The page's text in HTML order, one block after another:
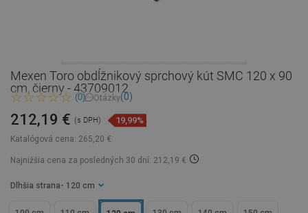
Mexen Toro obdĺžnikový sprchový kút SMC 120 x 90
cm, čierny - 43709012
(0) Otázky(0)
Katalógová cena: 265,20 €
212,19 € (s DPH) 19,99%
Najnižšia cena za posledných 30 dní: 212,19 €
Dlhšia strana - 120 cm